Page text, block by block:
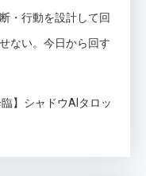
・行動を設計して回
ない。今日から回す
】シャドウAIタロッ